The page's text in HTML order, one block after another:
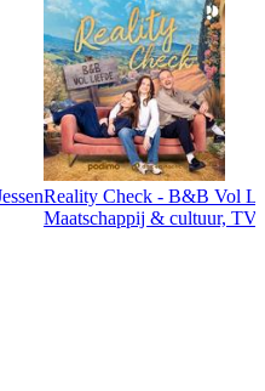
Reality Check - B&B Vol
Maatschappij & cultuur,